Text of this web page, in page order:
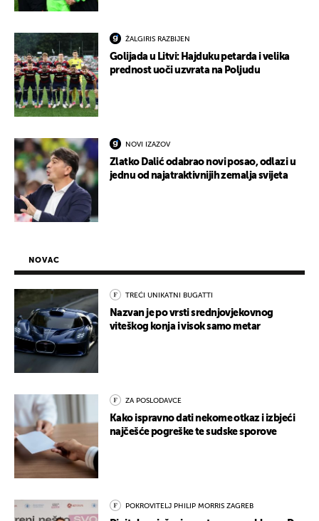
ŽALGIRIS RAZBIJEN
Golijada u Litvi: Hajduku petarda i velika
prednost uoči uzvrata na Poljudu
NOVI IZAZOV
Zlatko Dalić odabrao novi posao, odlazi u
jednu od najatraktivnijih zemalja svijeta
NOVAC
TREĆI UNIKATNI BUGATTI
Nazvan je po vrsti srednjovjekovnog
viteškog konja i visok samo metar
ZA POSLODAVCE
Kako ispravno dati nekome otkaz i izbjeći
najčešće pogreške te sudske sporove
POKROVITELJ PHILIP MORRIS ZAGREB